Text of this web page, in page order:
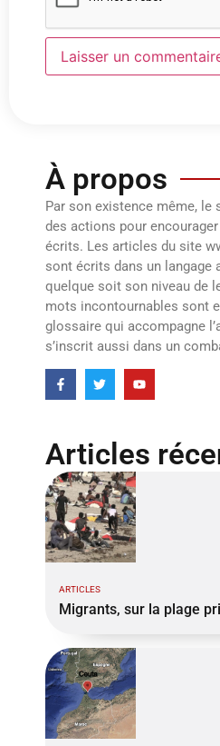
À propos
Par son existence même, le
des actions pour
écrits. Les articles du site
sont écrits dans un langage
quelque soit son niveau de
mots incontournables sont
glossaire qui accompagne
s’inscrit aussi dans un
Articles
ARTICLES
Migrants, sur la plage